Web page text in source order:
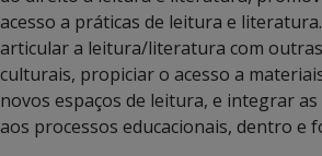
acesso a práticas de leitura e
articular a leitura/literatura com
culturais, propiciar o acesso a
novos espaços de leitura, e integrar
aos processos educacionais, dentro e